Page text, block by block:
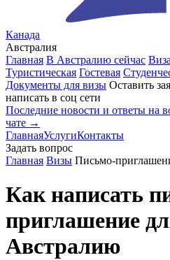
Канада
Австралия
Главная В Австралию сейчас
Туристическая Гостевая
Документы для визы Оставить
написать в соц сети
Последние новости и ответы на
чате →
ГлавнаяУслугиКонтакты
Задать вопрос
Главная Визы Письмо-
Как написать
приглашение
Австралию